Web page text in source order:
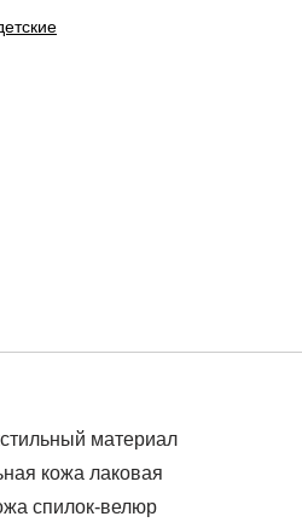
материал
кожа лаковая
спилок-велюр